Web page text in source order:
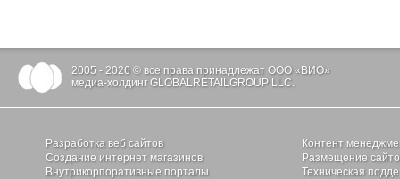
2005 - 2026 © все права принадлежат ООО «ВИО»
медиа-холдинг GLOBALRETAILGROUP LLC.
Разработка веб сайтов
Создание интернет магазинов
Внутрикорпоративные порталы
Контент
Размещение
Техническая